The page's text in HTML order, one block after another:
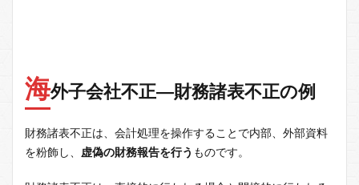
海外子会社不正―財務諸表不正の例
財務諸表不正は、会計処理を操作することで内部、外部資料
を粉飾し、 虚偽の財務報告を行う ものです。